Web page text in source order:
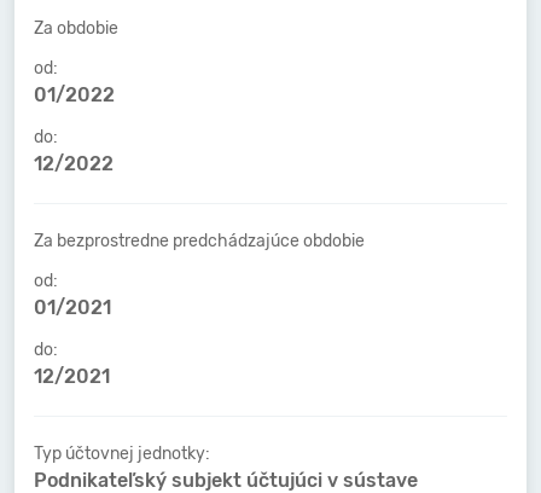
Za obdobie
od:
01/2022
do:
12/2022
Za bezprostredne predchádzajúce obdobie
od:
01/2021
do:
12/2021
Typ účtovnej jednotky:
Podnikateľský subjekt účtujúci v sústave